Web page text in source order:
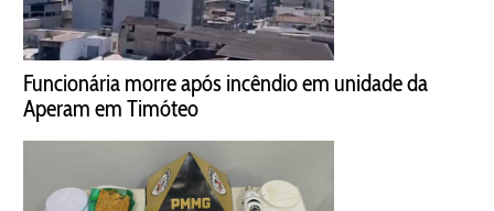
Funcionária morre após incêndio em unidade da
Aperam em Timóteo